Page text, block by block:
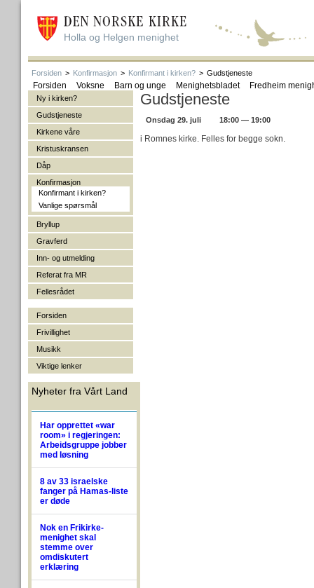
Holla og Helgen menighet
Forsiden > Konfirmasjon > Konfirmant i kirken? > Gudstjeneste
Forsiden Voksne Barn og unge Menighetsbladet Fredheim
Ny i kirken?
Gudstjeneste
Kirkene våre
Kristuskransen
Dåp
Konfirmasjon
Konfirmant i kirken?
Vanlige spørsmål
Bryllup
Gravferd
Inn- og utmelding
Referat fra MR
Fellesrådet
Forsiden
Frivillighet
Musikk
Viktige lenker
Nyheter fra Vårt Land
Har opprettet «war
room» i regjeringen:
Arbeidsgruppe jobber
med løsning
8 av 33 israelske
fanger på Hamas-liste
er døde
Nok en Frikirke-
menighet skal
stemme over
omdiskutert
erklæring
Gudstjeneste
Onsdag 29. juli 18:00 — 19:00
i Romnes kirke. Felles for begge sokn.